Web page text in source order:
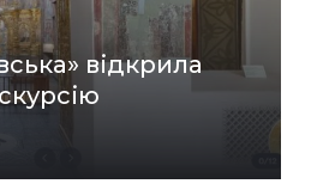
відкрила